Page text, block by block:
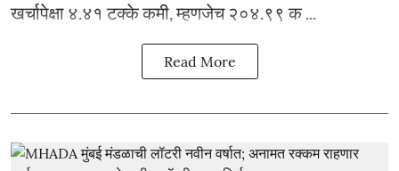
खर्चापेक्षा ४.४१ टक्के कमी, म्हणजेच २०४.९९ क ...
Read More